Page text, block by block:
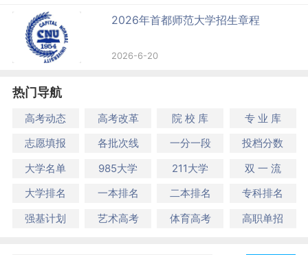
2026年首都师范大学招生章程
2026-6-20
热门导航
高考动态 高考改革 院 校 库
专 业 库
志愿填报
各批次线 一分一段
投档分数
大学名单
985大学 211大学
双 一 流
大学排名
一本排名 二本排名
专科排名
强基计划
艺术高考 体育高考 高职单招